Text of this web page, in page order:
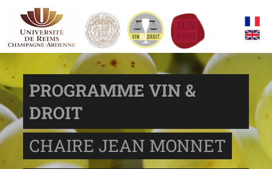
PROGRAMME VIN &
DROIT
CHAIRE JEAN MONNET